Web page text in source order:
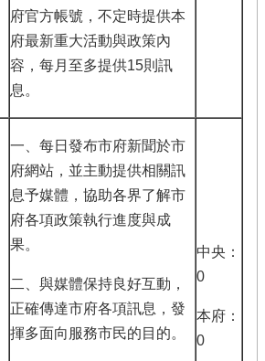
府官方帳號，不定時提供本
府最新重大活動與政策內
容，每月至多提供15則訊
息。
一、每日發布市府新聞於市
府網站，並主動提供相關訊
息予媒體，協助各界了解市
府各項政策執行進度與成
果。
二、與媒體保持良好互動，
正確傳達市府各項訊息，發
揮多面向服務市民的目的。
中央：
0
本府：
0